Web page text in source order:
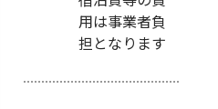
用は事業者負
担となります